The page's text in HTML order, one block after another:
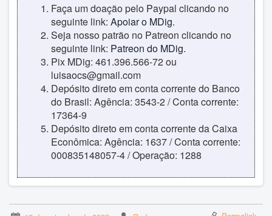
Faça um doação pelo Paypal clicando no
seguinte link: Apoiar o MDig.
Seja nosso patrão no Patreon clicando no
seguinte link: Patreon do MDig.
Pix MDig: 461.396.566-72 ou
luisaocs@gmail.com
Depósito direto em conta corrente do Banco
do Brasil: Agência: 3543-2 / Conta corrente:
17364-9
Depósito direto em conta corrente da Caixa
Econômica: Agência: 1637 / Conta corrente:
000835148057-4 / Operação: 1288